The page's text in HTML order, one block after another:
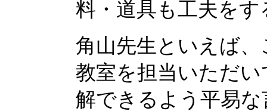
料・道具も工夫を
角山先生といえば
教室を担当いただ
解できるよう平易